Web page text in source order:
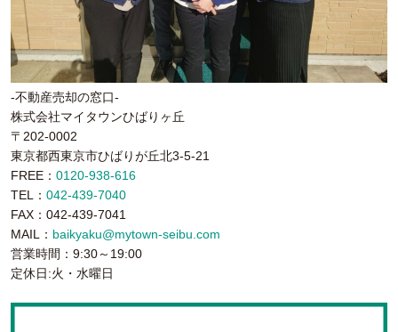
-不動産売却の窓口-
株式会社マイタウンひばりヶ丘
〒202-0002
東京都西東京市ひばりが丘北3-5-21
FREE： 0120-938-616
TEL： 042-439-7040
FAX：042-439-7041
MAIL： baikyaku@mytown-seibu.com
営業時間：9:30～19:00
定休日:火・水曜日